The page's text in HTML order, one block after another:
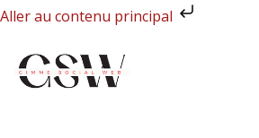
Aller au contenu principal
Aller
contenu